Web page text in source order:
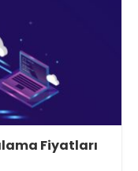
Fiyatları